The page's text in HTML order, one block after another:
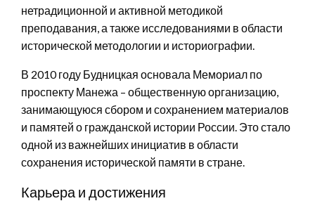
нетрадиционной и активной методикой
преподавания, а также исследованиями в области
исторической методологии и историографии.
В 2010 году Будницкая основала Мемориал по
проспекту Манежа – общественную организацию,
занимающуюся сбором и сохранением материалов
и памятей о гражданской истории России. Это стало
одной из важнейших инициатив в области
сохранения исторической памяти в стране.
Карьера и достижения